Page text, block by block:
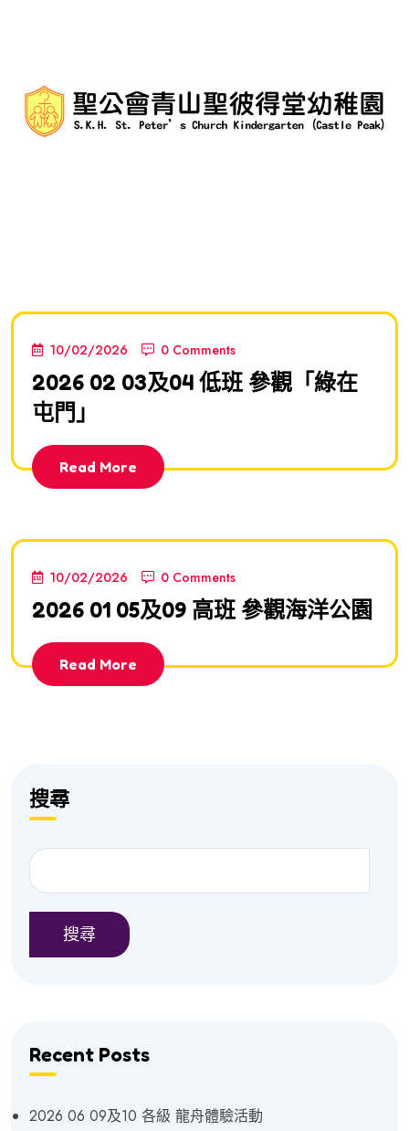
10/02/2026 0 Comments
2026 02 03及04 低班 參觀「綠在
屯門」
Read More
10/02/2026 0 Comments
2026 01 05及09 高班 參觀海洋公園
Read More
搜尋
搜尋
Recent Posts
2026 06 09及10 各級 龍舟體驗活動